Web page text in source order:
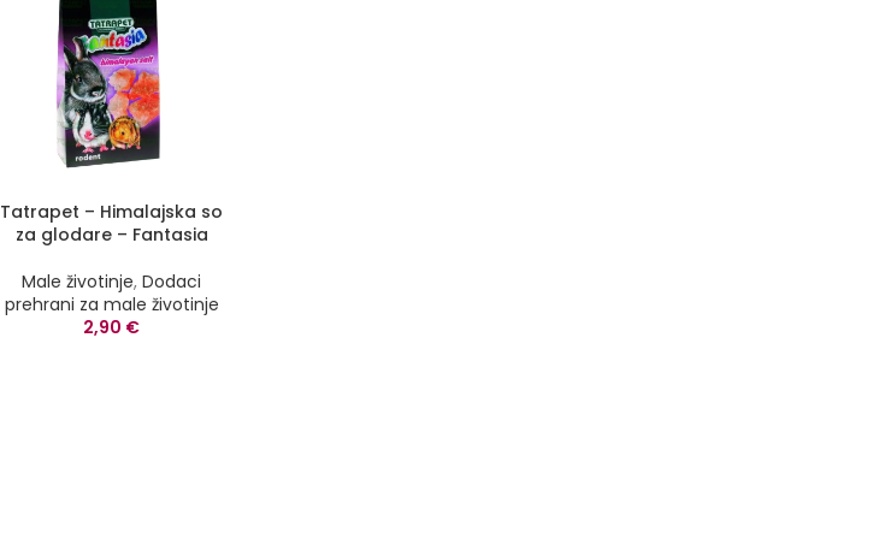
Tatrapet – Himalajska so
za glodare – Fantasia
Male životinje,Dodaci
prehrani za male životinje
2,90 €